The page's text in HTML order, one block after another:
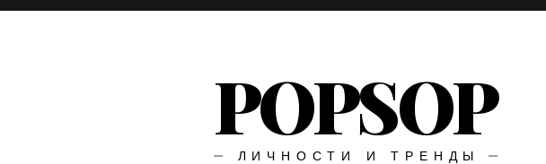
POPSOP
ЛИЧНОСТИ И ТРЕНДЫ